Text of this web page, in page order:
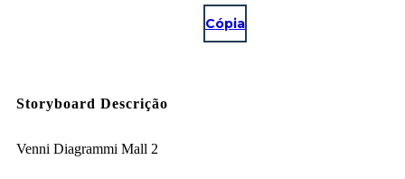
Cópia
Storyboard Descrição
Venni Diagrammi Mall 2